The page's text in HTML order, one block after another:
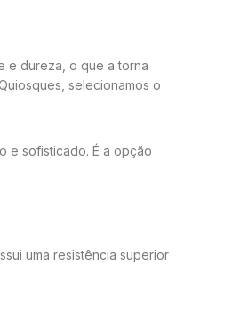
e dureza, o que a torna
selecionamos o
e sofisticado. É a opção
uma resistência superior